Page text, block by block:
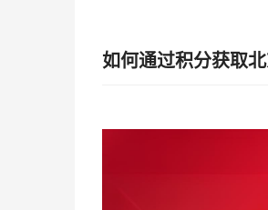
如何通过积分获取